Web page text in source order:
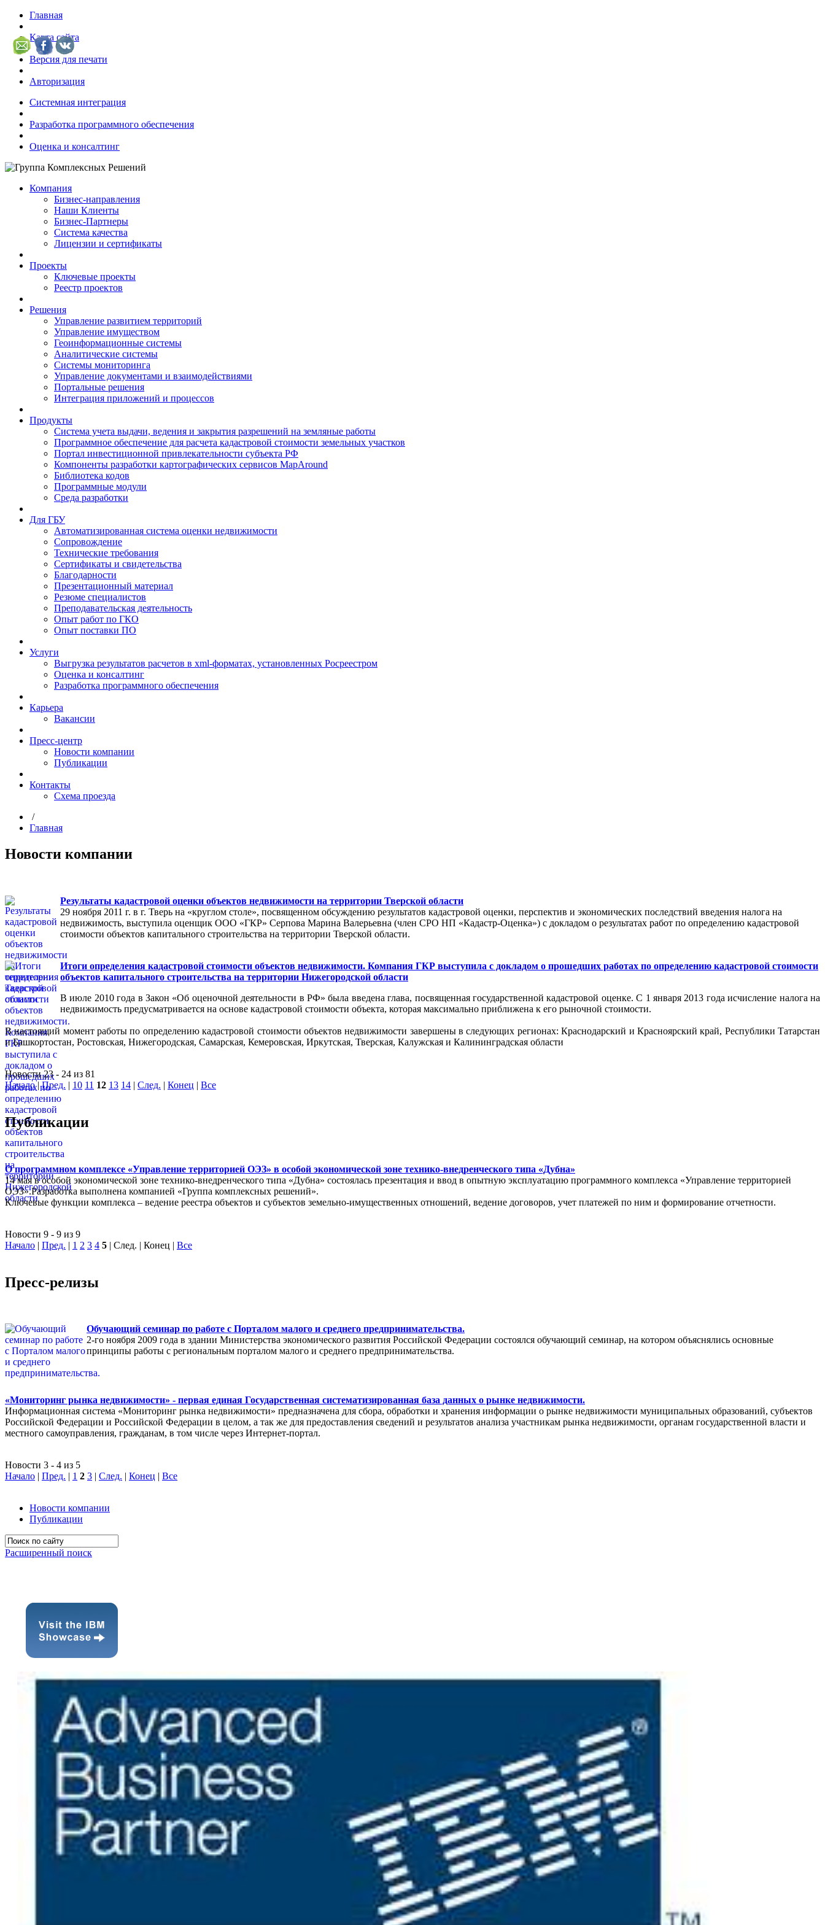
Главная
Карта сайта
Версия для печати
Авторизация
Системная интеграция
Разработка программного обеспечения
Оценка и консалтинг
Компания
Бизнес-направления
Наши Клиенты
Бизнес-Партнеры
Система качества
Лицензии и сертификаты
Проекты
Ключевые проекты
Реестр проектов
Решения
Управление развитием территорий
Управление имуществом
Геоинформационные системы
Аналитические системы
Системы мониторинга
Управление документами и взаимодействиями
Портальные решения
Интеграция приложений и процессов
Продукты
Система учета выдачи, ведения и закрытия разрешений на земляные работы
Программное обеспечение для расчета кадастровой стоимости земельных участков
Портал инвестиционной привлекательности субъекта РФ
Компоненты разработки картографических сервисов MapAround
Библиотека кодов
Программные модули
Среда разработки
Для ГБУ
Автоматизированная система оценки недвижимости
Сопровождение
Технические требования
Сертификаты и свидетельства
Благодарности
Презентационный материал
Резюме специалистов
Преподавательская деятельность
Опыт работ по ГКО
Опыт поставки ПО
Услуги
Выгрузка результатов расчетов в xml-форматах, установленных Росреестром
Оценка и консалтинг
Разработка программного обеспечения
Карьера
Вакансии
Пресс-центр
Новости компании
Публикации
Контакты
Схема проезда
/
Главная
Новости компании
Результаты кадастровой оценки объектов недвижимости на территории Тверской области
29 ноября 2011 г. в г. Тверь на «круглом столе», посвященном обсуждению результатов кадастровой оценки, перспектив и экономических последствий введения налога на
недвижимость, выступила оценщик ООО «ГКР» Серпова Марина Валерьевна (член СРО НП «Кадастр-Оценка») с докладом о результатах работ по определению кадастровой
стоимости объектов капитального строительства на территории Тверской области.
Итоги определения кадастровой стоимости объектов недвижимости. Компания ГКР выступила с докладом о прошедших работах по определению кадастровой стоимости
объектов капитального строительства на территории Нижегородской области
В июле 2010 года в Закон «Об оценочной деятельности в РФ» была введена глава, посвященная государственной кадастровой оценке. С 1 января 2013 года исчисление налога на
недвижимость предусматривается на основе кадастровой стоимости объекта, которая максимально приближена к его рыночной стоимости.
В настоящий момент работы по определению кадастровой стоимости объектов недвижимости завершены в следующих регионах: Краснодарский и Красноярский край, Республики Татарстан
и Башкортостан, Ростовская, Нижегородская, Самарская, Кемеровская, Иркутская, Тверская, Калужская и Калининградская области
Новости 23 - 24 из 81
Начало|Пред. | 10 11 12 13 14 | След. | Конец | Все
Публикации
О программном комплексе «Управление территорией ОЭЗ» в особой экономической зоне технико-внедренческого типа «Дубна»
14 мая в особой экономической зоне технико-внедренческого типа «Дубна» состоялась презентация и ввод в опытную эксплуатацию программного комплекса «Управление территорией
ОЭЗ».Разработка выполнена компанией «Группа комплексных решений».
Ключевые функции комплекса – ведение реестра объектов и субъектов земельно-имущественных отношений, ведение договоров, учет платежей по ним и формирование отчетности.
Новости 9 - 9 из 9
Начало | Пред. | 1 2 3 4 5 | След. | Конец | Все
Пресс-релизы
Обучающий семинар по работе с Порталом малого и среднего предпринимательства.
2-го ноября 2009 года в здании Министерства экономического развития Российской Федерации состоялся обучающий семинар, на котором объяснялись основные
принципы работы с региональным порталом малого и среднего предпринимательства.
«Мониторинг рынка недвижимости» - первая единая Государственная систематизированная база данных о рынке недвижимости.
Информационная система «Мониторинг рынка недвижимости» предназначена для сбора, обработки и хранения информации о рынке недвижимости муниципальных образований, субъектов
Российской Федерации и Российской Федерации в целом, а так же для предоставления сведений и результатов анализа участникам рынка недвижимости, органам государственной власти и
местного самоуправления, гражданам, в том числе через Интернет-портал.
Новости 3 - 4 из 5
Начало | Пред. | 1 2 3 | След. | Конец | Все
Новости компании
Публикации
Расширенный поиск